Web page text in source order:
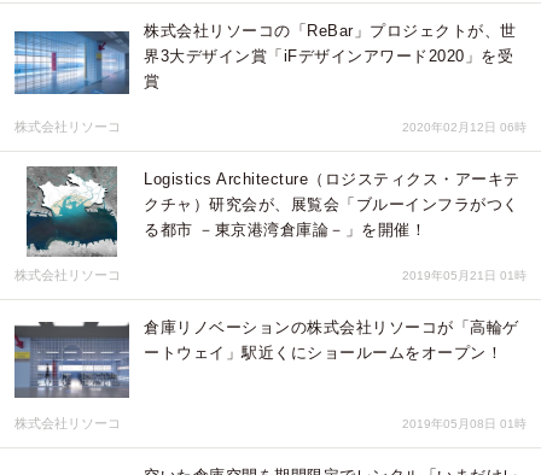
株式会社リソーコの「ReBar」プロジェクトが、世
界3大デザイン賞「iFデザインアワード2020」を受
賞
株式会社リソーコ 2020年02月12日 06時
Logistics Architecture（ロジスティクス・アーキテ
クチャ）研究会が、展覧会「ブルーインフラがつく
る都市 －東京港湾倉庫論－」を開催！
株式会社リソーコ 2019年05月21日 01時
倉庫リノベーションの株式会社リソーコが「高輪ゲ
ートウェイ」駅近くにショールームをオープン！
株式会社リソーコ 2019年05月08日 01時